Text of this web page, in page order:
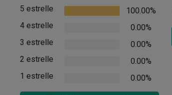
5 estrelle
100.00%
4 estrelle
0.00%
3 estrelle
0.00%
2 estrelle
0.00%
1 estrelle
0.00%